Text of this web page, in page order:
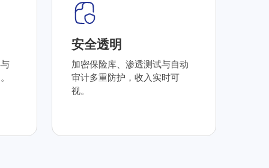
安全透明
加密保险库、渗透测试与自动
审计多重防护，收入实时可
视。